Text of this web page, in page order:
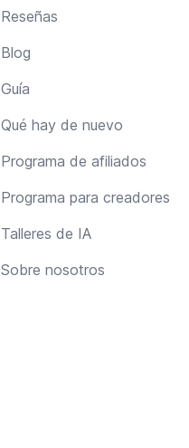
Reseñas
Blog
Guía
Qué hay de nuevo
Programa de afiliados
Programa para creadores
Talleres de IA
Sobre nosotros